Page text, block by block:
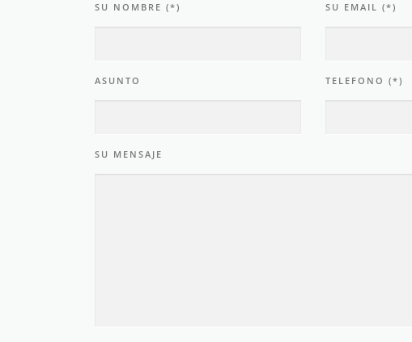
SU NOMBRE (*) SU EMAIL (*)
ASUNTO TELEFONO (*)
SU MENSAJE